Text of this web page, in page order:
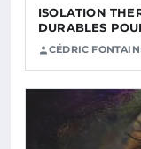
ISOLATION
DURABLES
CÉDRIC